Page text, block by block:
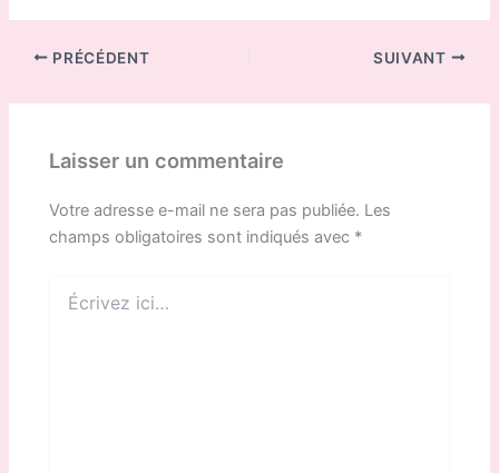
PRÉCÉDENT SUIVANT
Laisser un commentaire
Votre adresse e-mail ne sera pas publiée. Les
champs obligatoires sont indiqués avec *
ici…